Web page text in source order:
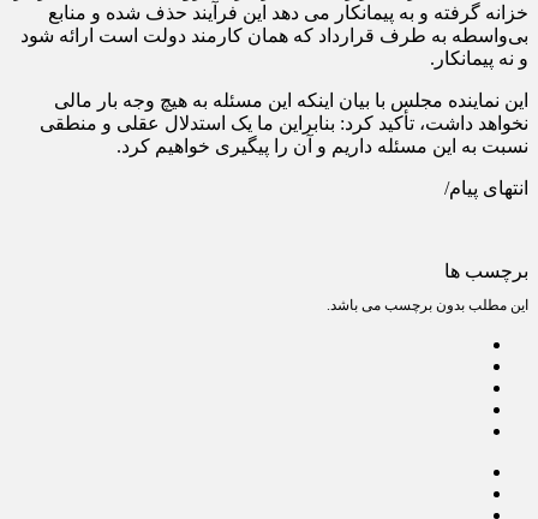
خزانه گرفته و به پیمانکار می دهد این فرآیند حذف شده و منابع
بی‌واسطه به طرف قرارداد که همان کارمند دولت است ارائه شود
و نه پیمانکار.
این نماینده مجلس با بیان اینکه این مسئله به هیچ وجه بار مالی
نخواهد داشت، تأکید کرد: بنابراین ما یک استدلال عقلی و منطقی
نسبت به این مسئله داریم و آن را پیگیری خواهیم کرد.
انتهای پیام/
برچسب ها
این مطلب بدون برچسب می باشد.